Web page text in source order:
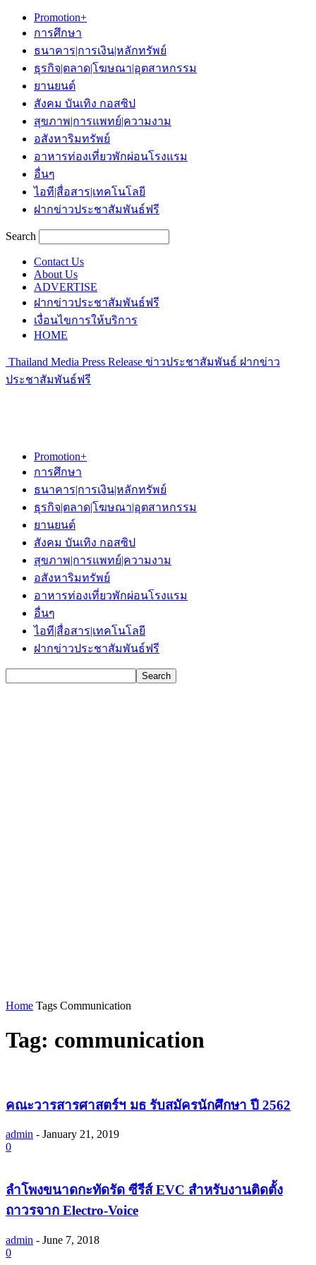
Promotion+
การศึกษา
ธนาคาร|การเงิน|หลักทรัพย์
ธุรกิจ|ตลาด|โฆษณา|อุตสาหกรรม
ยานยนต์
สังคม บันเทิง กอสซิป
สุขภาพ|การแพทย์|ความงาม
อสังหาริมทรัพย์
อาหารท่องเที่ยวพักผ่อนโรงแรม
อื่นๆ
ไอที|สื่อสาร|เทคโนโลยี
ฝากข่าวประชาสัมพันธ์ฟรี
Search
Contact Us
About Us
ADVERTISE
ฝากข่าวประชาสัมพันธ์ฟรี
เงื่อนไขการให้บริการ
HOME
Thailand Media Press Release ข่าวประชาสัมพันธ์ ฝากข่าว
ประชาสัมพันธ์ฟรี
Promotion+
การศึกษา
ธนาคาร|การเงิน|หลักทรัพย์
ธุรกิจ|ตลาด|โฆษณา|อุตสาหกรรม
ยานยนต์
สังคม บันเทิง กอสซิป
สุขภาพ|การแพทย์|ความงาม
อสังหาริมทรัพย์
อาหารท่องเที่ยวพักผ่อนโรงแรม
อื่นๆ
ไอที|สื่อสาร|เทคโนโลยี
ฝากข่าวประชาสัมพันธ์ฟรี
Home Tags Communication
Tag: communication
คณะวารสารศาสตร์ฯ มธ รับสมัครนักศึกษา ปี 2562
admin - January 21, 2019
0
ลำโพงขนาดกะทัดรัด ซีรีส์ EVC สำหรับงานติดตั้ง
ถาวรจาก Electro-Voice
admin - June 7, 2018
0